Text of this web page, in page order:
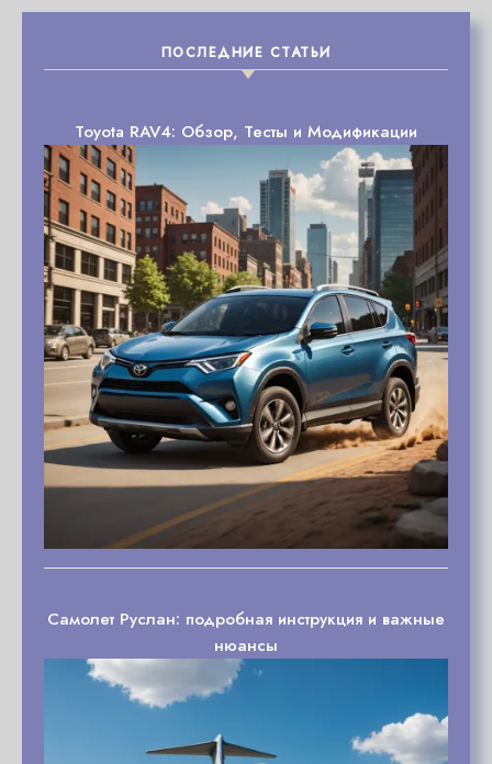
ПОСЛЕДНИЕ СТАТЬИ
Toyota RAV4: Обзор, Тесты и Модификации
Самолет Руслан: подробная инструкция и важные
нюансы